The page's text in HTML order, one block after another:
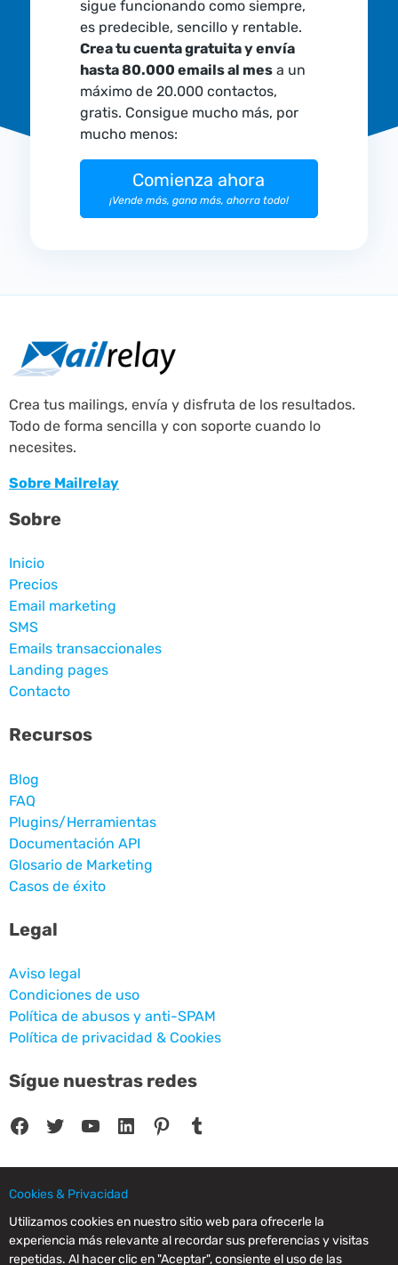
sigue funcionando como siempre,
es predecible, sencillo y rentable.
Crea tu cuenta gratuita y envía
hasta 80.000 emails al mesa un
máximo de 20.000 contactos,
gratis. Consigue mucho más, por
mucho menos:
Comienza ahora
¡Vende más, gana más, ahorra todo!
Crea tus mailings, envía y disfruta de los resultados.
Todo de forma sencilla y con soporte cuando lo
necesites.
Sobre Mailrelay
Sobre
Inicio
Precios
Email marketing
SMS
Emails transaccionales
Landing pages
Contacto
Recursos
Blog
FAQ
Plugins/Herramientas
Documentación API
Glosario de Marketing
Casos de éxito
Legal
Aviso legal
Condiciones de uso
Política de abusos y anti-SPAM
Política de privacidad & Cookies
Sígue nuestras redes
Facebook Twitter YouTube LinkedIn Pinterest Tumblr
© 2025 CPC SERVICIOS INFORMATICOS SL - C/ Nardo, 12 28250 - Torrelodones -
Madrid - Spain Commercial Registry of Madrid. Volume 19.999. Book 0. Page 182.
NIF/VAT: ESB83964601. VAT not included.
Cookies & Privacidad
Utilizamos cookies en nuestro sitio web para ofrecerle la
experiencia más relevante al recordar sus preferencias y visitas
repetidas. Al hacer clic en "Aceptar", consiente el uso de las